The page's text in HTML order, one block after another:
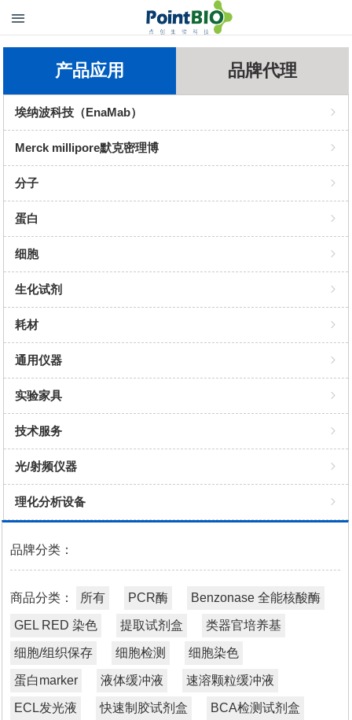
产品应用 品牌代理
埃纳波科技（EnaMab）
PCR酶
Benzonase 全能核酸酶
提取试剂盒
类器官培养基
细胞/组织保存
细胞检测
细胞染色
蛋白marker
液体缓冲液
速溶颗粒缓冲液
BCA检测试剂盒
Bradford蛋白浓度测定试剂盒
因子/抗体对
Merck millipore默克密理博
抗体
细胞裂解与蛋白抽提
蛋白纯化与富集
蛋白互作与功能研究
Western Blot
蛋白浓缩、复性与定量
蛋白表达与转染载体/细胞
细胞生物学试剂/耗材/仪器
天然/重组的多肽、蛋白和酶
抑制剂
分子
染料
试剂盒
诊断试剂
蛋白
抗体
抗体对
因子
ELISA KIT
纯化基质
WB相关
细胞
培养基
培养添加物
细胞株
特殊培养
细胞冻存
细胞检测
缓冲液
生化试剂
化学溶剂
灭菌消毒
化学试剂
耗材
PCR
吸头
自动化吸头
细胞培养
过滤
微生物
样本库
安全防护
酶标板
通用仪器
桌面小仪器
移液器
箱体
灭菌
水质
实验家具
技术服务
光/射频仪器
理化分析设备
品牌分类：
商品分类： 所有 PCR酶 Benzonase 全能核酸酶
GEL RED 染色 提取试剂盒 类器官培养基
细胞/组织保存 细胞检测 细胞染色
蛋白marker 液体缓冲液 速溶颗粒缓冲液
ECL发光液 快速制胶试剂盒 BCA检测试剂盒